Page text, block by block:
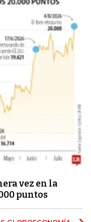
vez en la
puntos